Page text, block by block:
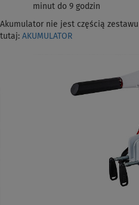
minut do 9 godzin
Akumulator nie jest częścią
tutaj: AKUMULATOR